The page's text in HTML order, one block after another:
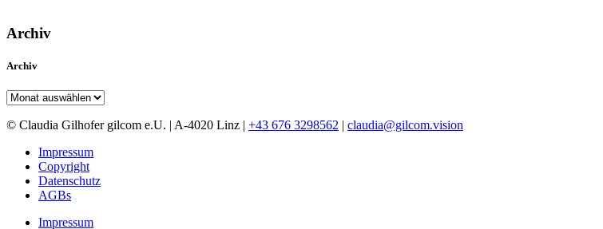
Archiv
Archiv
Archiv
© Claudia Gilhofer gilcom e.U. | A-4020 Linz | +43 676 3298562 | claudia@gilcom.vision
Impressum
Copyright
Datenschutz
AGBs
Impressum